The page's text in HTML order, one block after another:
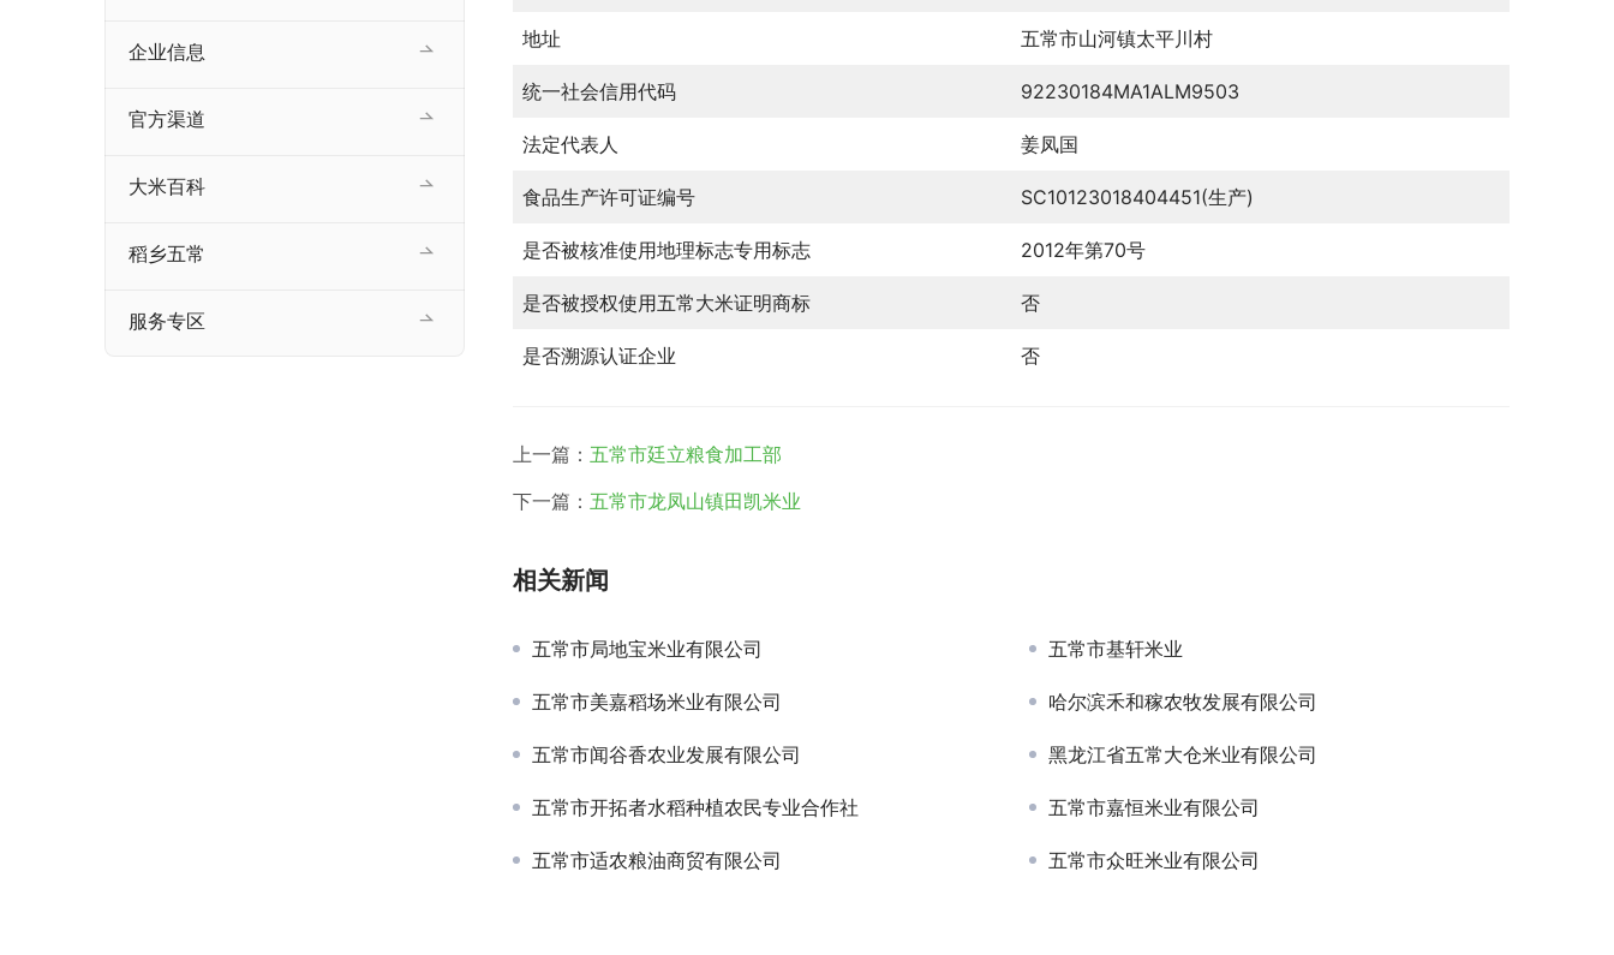
地址 五常市山河镇太平川村
统一社会信用代码 92230184MA1ALM9503
法定代表人 姜凤国
食品生产许可证编号 SC10123018404451(生产)
是否被核准使用地理标志专用标志 2012年第70号
是否被授权使用五常大米证明商标 否
是否溯源认证企业 否
上一篇： 五常市廷立粮食加工部
下一篇： 五常市龙凤山镇田凯米业
相关新闻
五常市局地宝米业有限公司 五常市基轩米业
五常市美嘉稻场米业有限公司 哈尔滨禾和稼农牧发展有限公司
五常市闻谷香农业发展有限公司 黑龙江省五常大仓米业有限公司
五常市开拓者水稻种植农民专业合作社 五常市嘉恒米业有限公司
五常市适农粮油商贸有限公司 五常市众旺米业有限公司
企业信息
官方渠道
大米百科
稻乡五常
服务专区